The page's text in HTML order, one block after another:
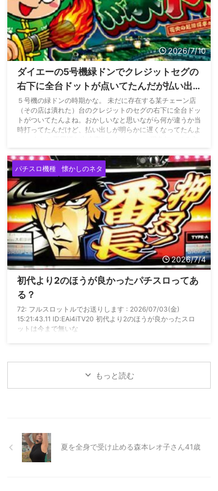
2026/7/10
ダイエーの5号機緑ドンでクレジットセグの
右下に全台ドットが点いてたんだが払い出
しが遅いしあれは何の状態だったんだ？
５号機の緑ドンの時期かな。 未だに存在する某チェーン店
（その店は潰れた）台のクレジットのセグの右下に全台ドッ
トがついてたんよね。おかしいなと思いながら何が違うか当
時打ってたんだけど、払い出しが明らかに遅くなってたんよ
クレジットのみぎしたに 「50．」みたいに全台入っていた
ということです
pic.twitter.com/1 ...
パチスロ機種 懐かしのネタ
2026/7/4
初代より2のほうが良かったパチスロってあ
る？
72: フルスロットルでお送りします : 2026/07/03(金)
15:21:43.11 ID:EAi4iTV20 初代より2のほうが良かったスロ
ットは今まで無いな
もっと読む
夏を全身で受け止める森本レオ子さん41歳